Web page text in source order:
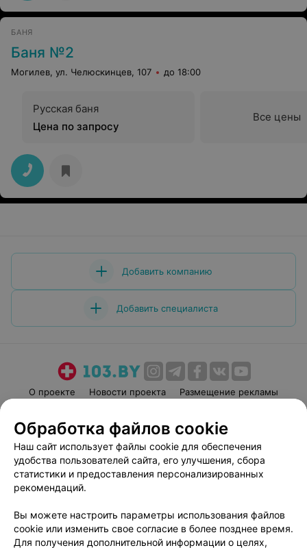
БАНЯ
Баня №2
Могилев, ул. Челюскинцев, 107 до 18:00
Русская баня
Цена по запросу
Все цены
Добавить компанию
Добавить специалиста
О проекте Новости проекта
Размещение рекламы
Пользовательское соглашение
Способы оплаты
Вакансии
Партнеры
Написать руководителю 103.by
Обработка персональных данных
Обработка файлов cookie
Наш сайт использует файлы cookie для обеспечения
удобства пользователей сайта, его улучшения, сбора
статистики и предоставления персонализированных
рекомендаций.
Вы можете настроить параметры использования файлов
cookie или изменить свое согласие в более позднее время.
Для получения дополнительной информации о целях,